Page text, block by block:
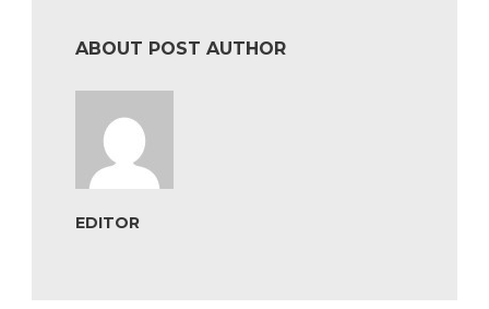
ABOUT POST AUTHOR
EDITOR